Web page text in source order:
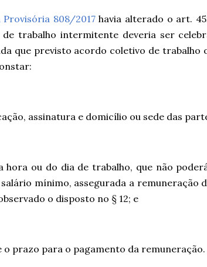
Provisória 808/2017havia alterado o art.
trabalho intermitente deveria ser
que previsto acordo coletivo de trabalho
assinatura e domicílio ou sede das
hora ou do dia de trabalho, que não
mínimo, assegurada a remuneração
o disposto no § 12; e
o prazo para o pagamento da remuneração.